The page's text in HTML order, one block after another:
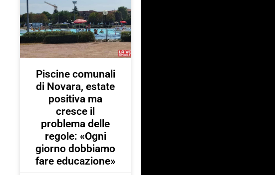
Piscine comunali
di Novara, estate
positiva ma
cresce il
problema delle
regole: «Ogni
giorno dobbiamo
fare educazione»